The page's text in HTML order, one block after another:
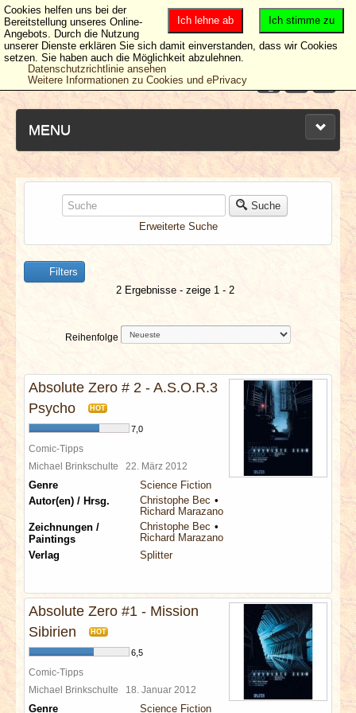
MENU
NEUESTE ARTIKEL
NEWS & DATES
BERICHTE
VERLOSUNGEN
SPECIALS
REDAKTION
LINKS
ARCHIV
Suche
Erweiterte Suche
Filters
2 Ergebnisse - zeige 1 - 2
Reihenfolge
Absolute Zero # 2 - A.S.O.R.3
Psycho
HOT
7,0
Comic-Tipps
Michael Brinkschulte 22. März 2012
Genre
Science Fiction
Autor(en) / Hrsg.
Christophe Bec
Richard Marazano
Zeichnungen /
Paintings
Christophe Bec
Richard Marazano
Verlag
Splitter
Absolute Zero #1 - Mission
Sibirien
HOT
6,5
Comic-Tipps
Michael Brinkschulte 18. Januar 2012
Genre Science Fiction
Ich stimme zu
Ich lehne ab
Cookies helfen uns bei der
Bereitstellung unseres Online-
Angebots. Durch die Nutzung
unserer Dienste erklären Sie sich damit einverstanden, dass wir Cookies
setzen. Sie haben auch die Möglichkeit abzulehnen.
Datenschutzrichtlinie ansehen
Weitere Informationen zu Cookies und ePrivacy